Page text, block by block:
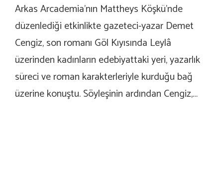
Arkas Arcademia’nın Mattheys Köşkü’nde
düzenlediği etkinlikte gazeteci-yazar Demet
Cengiz, son romanı Göl Kıyısında Leylâ
üzerinden kadınların edebiyattaki yeri, yazarlık
süreci ve roman karakterleriyle kurduğu bağ
üzerine konuştu. Söyleşinin ardından Cengiz,…